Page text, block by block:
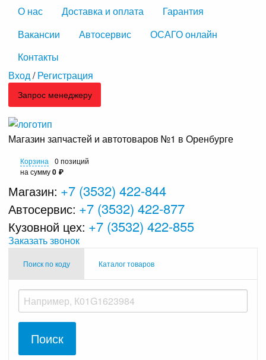
О нас Доставка и оплата
Гарантия
Вакансии
Автосервис
ОСАГО онлайн
Контакты
Вход/ Регистрация
Запрос менеджеру
Магазин запчастей и автотоваров №1 в Оренбурге
Корзина
0 позиций
на сумму0 ₽
Магазин: +7 (3532) 422-844
Автосервис: +7 (3532) 422-877
Кузовной цех: +7 (3532) 422-855
Заказать звонок
Поиск по коду Каталог товаров